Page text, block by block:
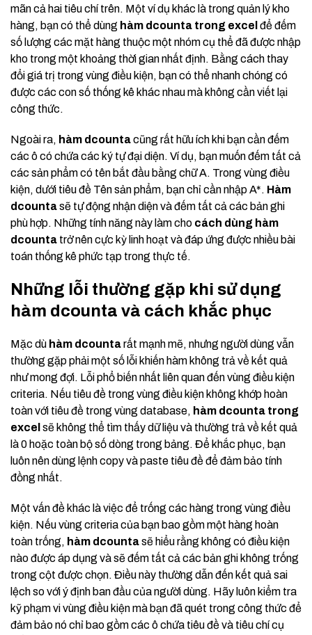
mãn cả hai tiêu chí trên. Một ví dụ khác là trong quản lý kho
hàng, bạn có thể dùng hàm dcounta trong excel để đếm
số lượng các mặt hàng thuộc một nhóm cụ thể đã được nhập
kho trong một khoảng thời gian nhất định. Bằng cách thay
đổi giá trị trong vùng điều kiện, bạn có thể nhanh chóng có
được các con số thống kê khác nhau mà không cần viết lại
công thức.
Ngoài ra, hàm dcountacũng rất hữu ích khi bạn cần đếm
các ô có chứa các ký tự đại diện. Ví dụ, bạn muốn đếm tất cả
các sản phẩm có tên bắt đầu bằng chữ A. Trong vùng điều
kiện, dưới tiêu đề Tên sản phẩm, bạn chỉ cần nhập A*. Hàm
dcountasẽ tự động nhận diện và đếm tất cả các bản ghi
phù hợp. Những tính năng này làm cho cách dùng hàm
dcounta trở nên cực kỳ linh hoạt và đáp ứng được nhiều bài
toán thống kê phức tạp trong thực tế.
Những lỗi thường gặp khi sử dụng
hàm dcounta và cách khắc phục
Mặc dù hàm dcountarất mạnh mẽ, nhưng người dùng vẫn
thường gặp phải một số lỗi khiến hàm không trả về kết quả
như mong đợi. Lỗi phổ biến nhất liên quan đến vùng điều kiện
criteria. Nếu tiêu đề trong vùng điều kiện không khớp hoàn
toàn với tiêu đề trong vùng database, hàm dcounta trong
excel sẽ không thể tìm thấy dữ liệu và thường trả về kết quả
là 0 hoặc toàn bộ số dòng trong bảng. Để khắc phục, bạn
luôn nên dùng lệnh copy và paste tiêu đề để đảm bảo tính
đồng nhất.
Một vấn đề khác là việc để trống các hàng trong vùng điều
kiện. Nếu vùng criteria của bạn bao gồm một hàng hoàn
toàn trống, hàm dcountasẽ hiểu rằng không có điều kiện
nào được áp dụng và sẽ đếm tất cả các bản ghi không trống
trong cột được chọn. Điều này thường dẫn đến kết quả sai
lệch so với ý định ban đầu của người dùng. Hãy luôn kiểm tra
kỹ phạm vi vùng điều kiện mà bạn đã quét trong công thức để
đảm bảo nó chỉ bao gồm các ô chứa tiêu đề và tiêu chí cụ